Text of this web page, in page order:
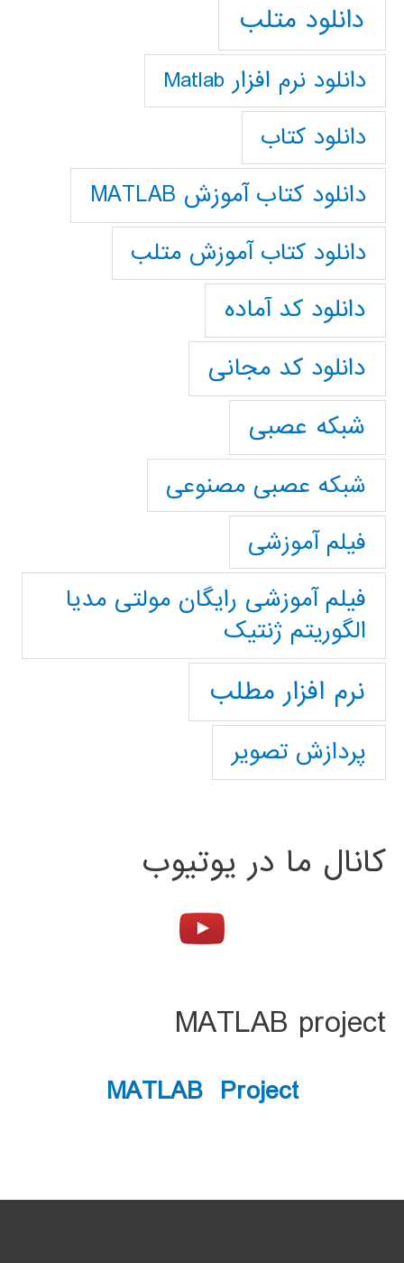
دانلود متلب
دانلود نرم افزار Matlab
دانلود کتاب
دانلود کتاب آموزش MATLAB
دانلود کتاب آموزش متلب
دانلود کد آماده
دانلود کد مجانی
شبکه عصبی
شبکه عصبی مصنوعی
فیلم آموزشی
فیلم آموزشی رایگان مولتی مدیا
الگوریتم ژنتیک
نرم افزار مطلب
پردازش تصویر
کانال ما در یوتیوب
MATLAB project
MATLAB Project